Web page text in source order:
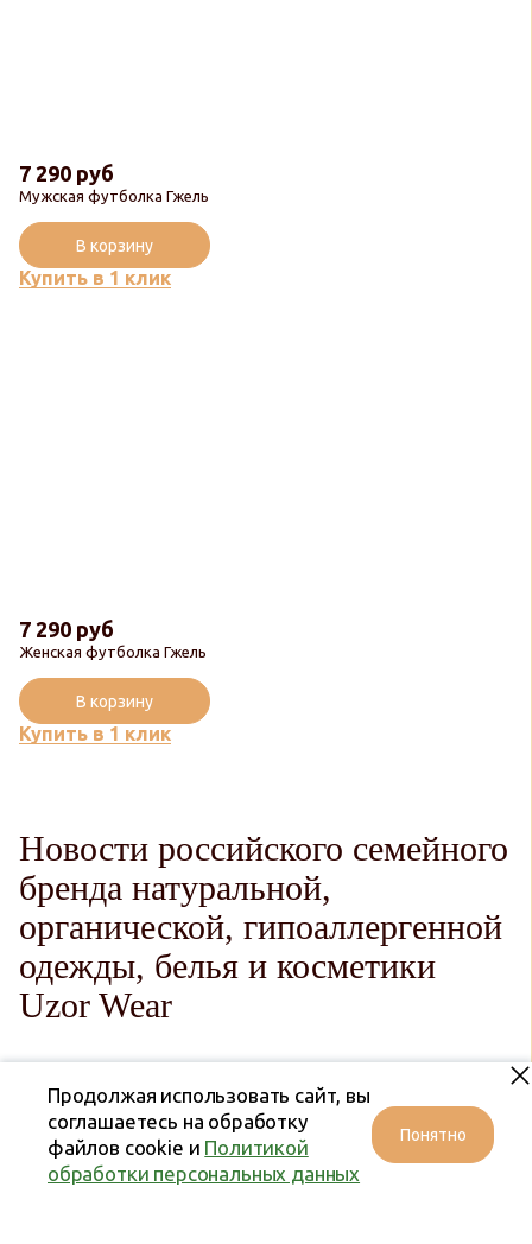
Мужская футболка Гжель
7 290 руб
Купить в 1 клик
В корзину
Женская футболка Гжель
7 290 руб
Купить в 1 клик
В корзину
Новости российского семейного
бренда натуральной,
органической, гипоаллергенной
одежды, белья и косметики
Uzor Wear
Продолжая использовать сайт, вы
соглашаетесь на обработку
файлов cookie и Политикой
обработки персональных данных
Понятно